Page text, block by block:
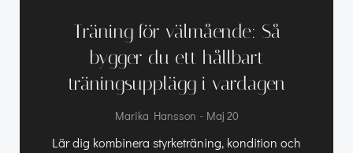
Träning för välmående: Så
bygger du ett hållbart
träningsupplägg i vardagen
Marika Hansson - Maj 20
Lär dig kombinera styrketräning, kondition och